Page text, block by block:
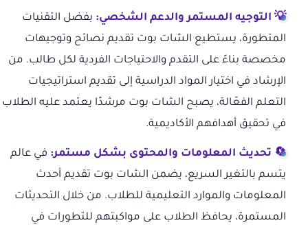
💡 التوجيه المستمر والدعم الشخصي: بفضل التقنيات
المتطورة، يستطيع الشات بوت تقديم نصائح وتوجيهات
مخصصة بناءً على التقدم والاحتياجات الفردية لكل طالب. من
الإرشاد في اختيار المواد الدراسية إلى تقديم استراتيجيات
التعلم الفعّالة، يصبح الشات بوت مرشدًا يعتمد عليه الطلاب
في تحقيق أهدافهم الأكاديمية.
🔄 تحديث المعلومات والمحتوى بشكل مستمر: في عالم
يتسم بالتغير السريع، يضمن الشات بوت تقديم أحدث
المعلومات والموارد التعليمية للطلاب. من خلال التحديثات
المستمرة، يحافظ الطلاب على مواكبتهم للتطورات في